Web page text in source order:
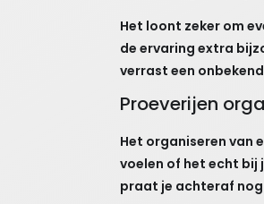
Het loont zeker om
de ervaring extra
verrast een
Proeverijen
Het organiseren van
voelen of het echt bij
praat je achteraf